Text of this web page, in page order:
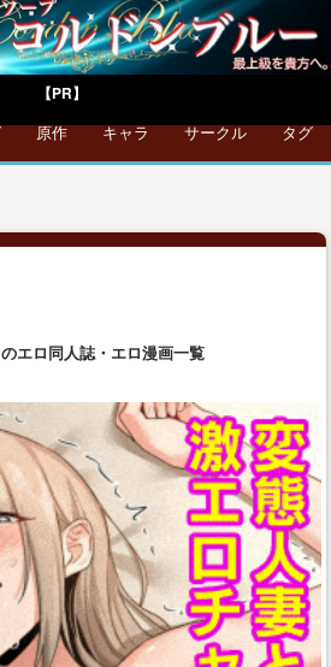
原作 キャラ サークル タグ
のエロ同人誌・エロ漫画一覧
【PR】